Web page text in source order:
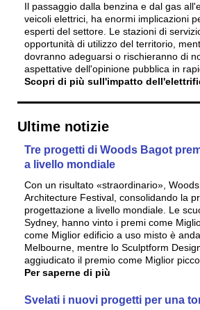
Il passaggio dalla benzina e dal gas
veicoli elettrici, ha enormi implicazioni
esperti del settore. Le stazioni di
opportunità di utilizzo del territorio,
dovranno adeguarsi o rischieranno di
aspettative dell'opinione pubblica in
Scopri di più sull'impatto
Ultime notizie
Tre progetti di Woods Bagot
a livello mondiale
Con un risultato «straordinario»,
Architecture Festival, consolidando la
progettazione a livello mondiale. Le
Sydney, hanno vinto i premi come
come Miglior edificio a uso misto è
Melbourne, mentre lo Sculptform
aggiudicato il premio come Miglior
Per saperne di più
Svelati i nuovi progetti per una